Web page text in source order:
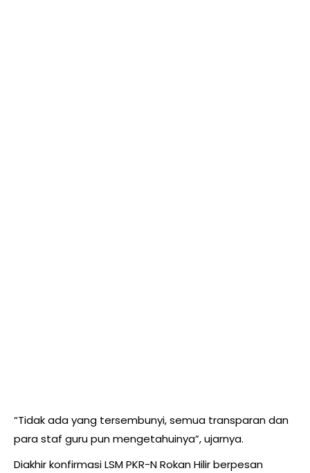
“Tidak ada yang tersembunyi, semua transparan dan
para staf guru pun mengetahuinya”, ujarnya.
Diakhir konfirmasi LSM PKR-N Rokan Hilir berpesan